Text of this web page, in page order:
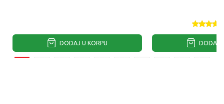
DODAJ U KORPU DODAJ